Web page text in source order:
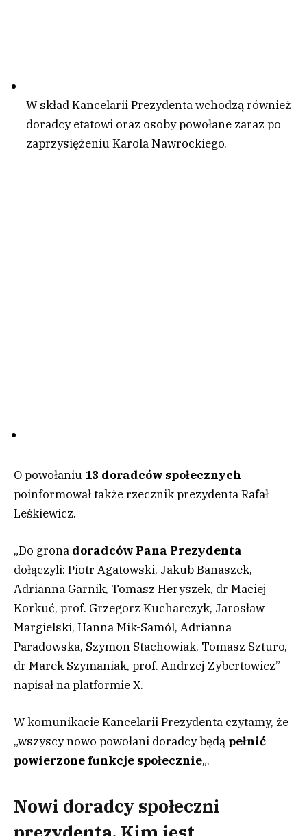
W skład Kancelarii Prezydenta wchodzą również
doradcy etatowi oraz osoby powołane zaraz po
zaprzysiężeniu Karola Nawrockiego.
O powołaniu 13 doradców społecznych
poinformował także rzecznik prezydenta Rafał
Leśkiewicz.
„Do grona doradców Pana Prezydenta
dołączyli: Piotr Agatowski, Jakub Banaszek,
Adrianna Garnik, Tomasz Heryszek, dr Maciej
Korkuć, prof. Grzegorz Kucharczyk, Jarosław
Margielski, Hanna Mik-Samól, Adrianna
Paradowska, Szymon Stachowiak, Tomasz Szturo,
dr Marek Szymaniak, prof. Andrzej Zybertowicz” –
napisał na platformie X.
W komunikacie Kancelarii Prezydenta czytamy, że
„wszyscy nowo powołani doradcy będą pełnić
powierzone funkcje społecznie„.
Nowi doradcy społeczni